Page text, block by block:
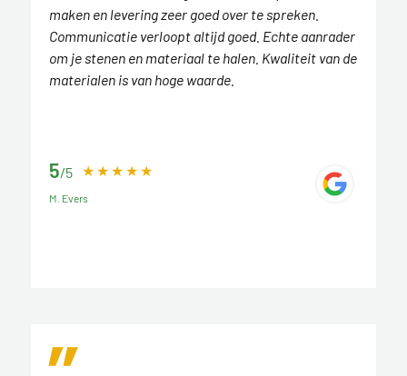
maken en levering zeer goed over te spreken.
Communicatie verloopt altijd goed. Echte aanrader
om je stenen en materiaal te halen. Kwaliteit van de
materialen is van hoge waarde.
5/5
M. Evers